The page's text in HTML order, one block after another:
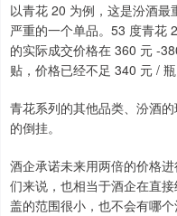
以青花 20 为例，这是汾酒
严重的一个单品。53 度青花
的实际成交价格在 360 元 -
贴，价格已经不足 340 元 /
青花系列的其他品类、汾酒
的倒挂。
酒企承诺未来用两倍的价格
们来说，也相当于酒企在直
盖的范围很小，也不会有哪个